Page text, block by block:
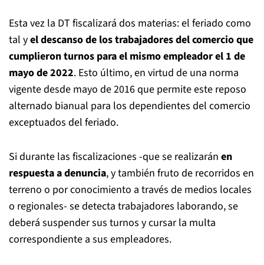
Esta vez la DT fiscalizará dos materias: el feriado como
tal yel descanso de los trabajadores del comercio que
cumplieron turnos para el mismo empleador el 1 de
mayo de 2022. Esto último, en virtud de una norma
vigente desde mayo de 2016 que permite este reposo
alternado bianual para los dependientes del comercio
exceptuados del feriado.
Si durante las fiscalizaciones -que se realizarán en
respuesta a denuncia, y también fruto de recorridos en
terreno o por conocimiento a través de medios locales
o regionales- se detecta trabajadores laborando, se
deberá suspender sus turnos y cursar la multa
correspondiente a sus empleadores.